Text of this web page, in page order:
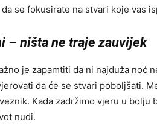
se fokusirate na stvari koje vas
– ništa ne traje zauvijek
je zapamtiti da ni najduža noć
da će se stvari poboljšati.
Kada zadržimo vjeru u bolju
nudi.